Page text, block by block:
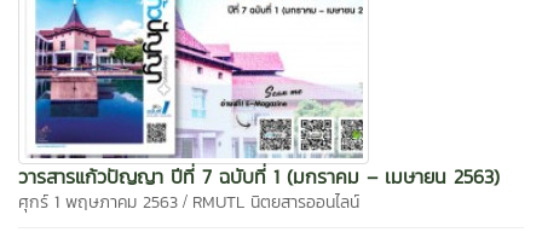
วารสารแก้วปัญญา ปีที่ 7 ฉบับที่ 1 (มกราคม – เมษายน 2563)
ศุกร์ 1 พฤษภาคม 2563 / RMUTL นิตยสารออนไลน์